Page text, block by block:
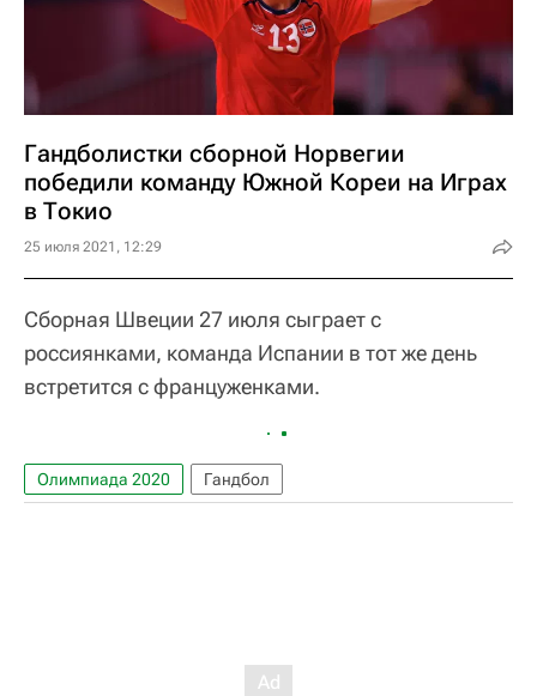
Гандболистки сборной Норвегии
победили команду Южной Кореи на Играх
в Токио
25 июля 2021, 12:29
Сборная Швеции 27 июля сыграет с
россиянками, команда Испании в тот же день
встретится с француженками.
Олимпиада 2020 Гандбол